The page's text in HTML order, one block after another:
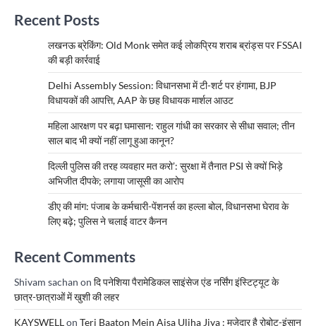
Recent Posts
लखनऊ ब्रेकिंग: Old Monk समेत कई लोकप्रिय शराब ब्रांड्स पर FSSAI
की बड़ी कार्रवाई
Delhi Assembly Session: विधानसभा में टी-शर्ट पर हंगामा, BJP
विधायकों की आपत्ति, AAP के छह विधायक मार्शल आउट
महिला आरक्षण पर बढ़ा घमासान: राहुल गांधी का सरकार से सीधा सवाल; तीन
साल बाद भी क्यों नहीं लागू हुआ कानून?
दिल्ली पुलिस की तरह व्यवहार मत करो’: सुरक्षा में तैनात PSI से क्यों भिड़े
अभिजीत दीपके; लगाया जासूसी का आरोप
डीए की मांग: पंजाब के कर्मचारी-पेंशनर्स का हल्ला बोल, विधानसभा घेराव के
लिए बढ़े; पुलिस ने चलाई वाटर कैनन
Recent Comments
Shivam sachan on दि पनेशिया पैरामेडिकल साइंसेज एंड नर्सिंग इंस्टिट्यूट के
छात्र-छात्राओं में खुशी की लहर
KAYSWELLon Teri Baaton Mein Aisa Uljha Jiya : मजेदार है रोबोट-इंसान